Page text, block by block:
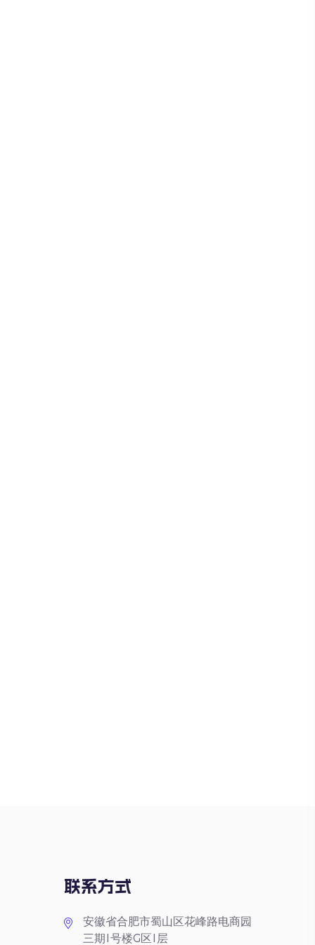
联系方式
安徽省合肥市蜀山区花峰路电商园
三期1号楼G区1层